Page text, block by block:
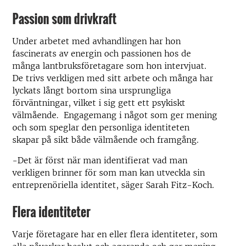
Passion som drivkraft
Under arbetet med avhandlingen har hon
fascinerats av energin och passionen hos de
många lantbruksföretagare som hon intervjuat.
De trivs verkligen med sitt arbete och många har
lyckats långt bortom sina ursprungliga
förväntningar, vilket i sig gett ett psykiskt
välmående. Engagemang i något som ger mening
och som speglar den personliga identiteten
skapar på sikt både välmående och framgång.
-Det är först när man identifierat vad man
verkligen brinner för som man kan utveckla sin
entreprenöriella identitet, säger Sarah Fitz-Koch.
Flera identiteter
Varje företagare har en eller flera identiteter, som